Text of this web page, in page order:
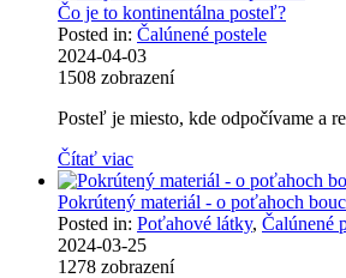
Čo je to kontinentálna posteľ?
Posted in: Čalúnené postele
2024-04-03
1508 zobrazení
Posteľ je miesto, kde odpočívame a
Čítať viac
Pokrútený materiál - o poťahoch
Posted in: Poťahové látky, Čalúnené
2024-03-25
1278 zobrazení